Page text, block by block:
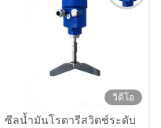
วิดีโอ
ซีลน้ำมันโรตารีสวิตช์ระดับ